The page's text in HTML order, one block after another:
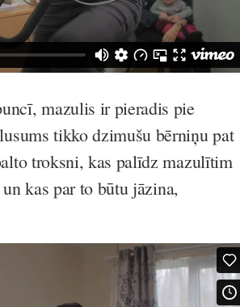
mazulis ir pieradis pie
tikko dzimušu bērniņu pat
troksni, kas palīdz mazulītim
kas par to būtu jāzina,